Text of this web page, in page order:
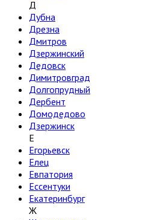
Д
Дубна
Дрезна
Дмитров
Дзержинский
Дедовск
Димитровград
Долгопрудный
Дербент
Домодедово
Дзержинск
Е
Егорьевск
Елец
Евпатория
Ессентуки
Екатеринбург
Ж